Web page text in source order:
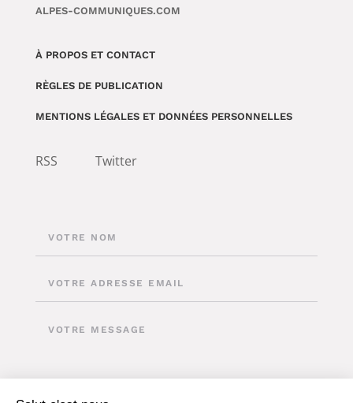
ALPES-COMMUNIQUES.COM
À PROPOS ET CONTACT
RÈGLES DE PUBLICATION
MENTIONS LÉGALES ET DONNÉES PERSONNELLES
RSS Twitter